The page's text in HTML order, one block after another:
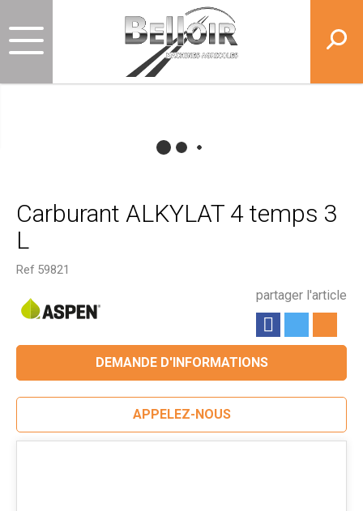
Carburant ALKYLAT 4 temps 3
L
Ref 59821
partager l'article
DEMANDE D'INFORMATIONS
APPELEZ-NOUS